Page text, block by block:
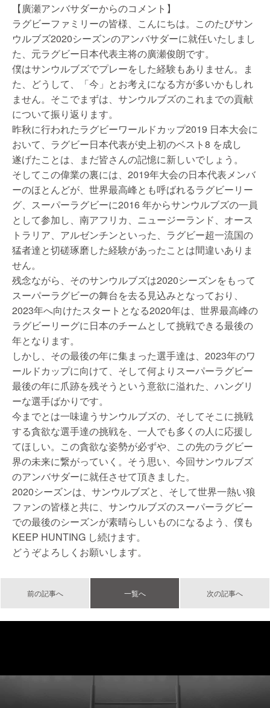
【廣瀬アンバサダーからのコメント】
ラグビーファミリーの皆様、こんにちは。このたびサン
ウルブズ2020シーズンのアンバサダーに就任いたしまし
た、元ラグビー日本代表主将の廣瀬俊朗です。
僕はサンウルブズでプレーをした経験もありません。ま
た、どうして、「今」とお考えになる方が多いかもしれ
ません。そこでまずは、サンウルブズのこれまでの貢献
について振り返ります。
昨秋に行われたラグビーワールドカップ2019 日本大会に
おいて、ラグビー日本代表が史上初のベスト8 を成し
遂げたことは、まだ皆さんの記憶に新しいでしょう。
そしてこの偉業の裏には、2019年大会の日本代表メンバ
ーのほとんどが、世界最高峰とも呼ばれるラグビーリー
グ、スーパーラグビーに2016 年からサンウルブズの一員
として参加し、南アフリカ、ニュージーランド、オース
トラリア、アルゼンチンといった、ラグビー超一流国の
猛者達と切磋琢磨した経験があったことは間違いありま
せん。
残念ながら、そのサンウルブズは2020シーズンをもって
スーパーラグビーの舞台を去る見込みとなっており、
2023年へ向けたスタートとなる2020年は、世界最高峰の
ラグビーリーグに日本のチームとして挑戦できる最後の
年となります。
しかし、その最後の年に集まった選手達は、2023年のワ
ールドカップに向けて、そして何よりスーパーラグビー
最後の年に爪跡を残そうという意欲に溢れた、ハングリ
ーな選手ばかりです。
今までとは一味違うサンウルブズの、そしてそこに挑戦
する貪欲な選手達の挑戦を、一人でも多くの人に応援し
てほしい。この貪欲な姿勢が必ずや、この先のラグビー
界の未来に繋がっていく。そう思い、今回サンウルブズ
のアンバサダーに就任させて頂きました。
2020シーズンは、サンウルブズと、そして世界一熱い狼
ファンの皆様と共に、サンウルブズのスーパーラグビー
での最後のシーズンが素晴らしいものになるよう、僕も
KEEP HUNTING し続けます。
どうぞよろしくお願いします。
前の記事へ 一覧へ 次の記事へ